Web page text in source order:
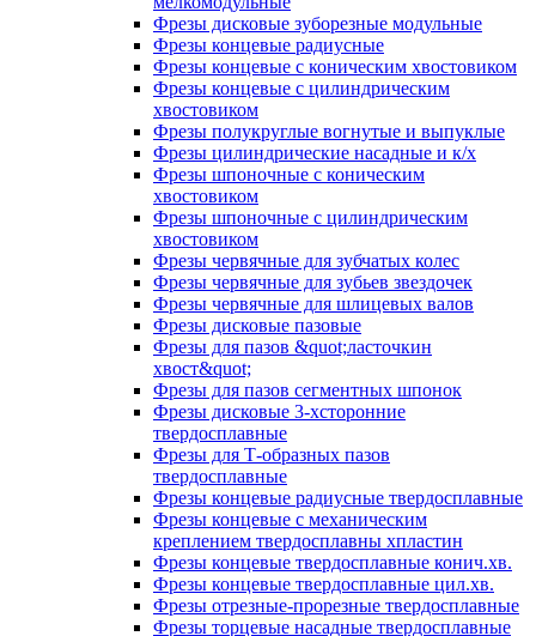
Фрезы дисковые зуборезные модульные
Фрезы концевые радиусные
Фрезы концевые с коническим хвостовиком
Фрезы концевые с цилиндрическим
хвостовиком
Фрезы полукруглые вогнутые и выпуклые
Фрезы цилиндрические насадные и к/х
Фрезы шпоночные с коническим
хвостовиком
Фрезы шпоночные с цилиндрическим
хвостовиком
Фрезы червячные для зубчатых колес
Фрезы червячные для зубьев звездочек
Фрезы червячные для шлицевых валов
Фрезы дисковые пазовые
Фрезы для пазов &quot;ласточкин
хвост&quot;
Фрезы для пазов сегментных шпонок
Фрезы дисковые 3-хсторонние
твердосплавные
Фрезы для Т-образных пазов
твердосплавные
Фрезы концевые радиусные твердосплавные
Фрезы концевые с механическим
креплением твердосплавны хпластин
Фрезы концевые твердосплавные конич.хв.
Фрезы концевые твердосплавные цил.хв.
Фрезы отрезные-прорезные твердосплавные
Фрезы торцевые насадные твердосплавные